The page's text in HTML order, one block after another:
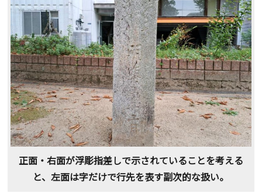
正面・右面が浮彫指差しで示されていることを考える
と、左面は字だけで行先を表す副次的な扱い。